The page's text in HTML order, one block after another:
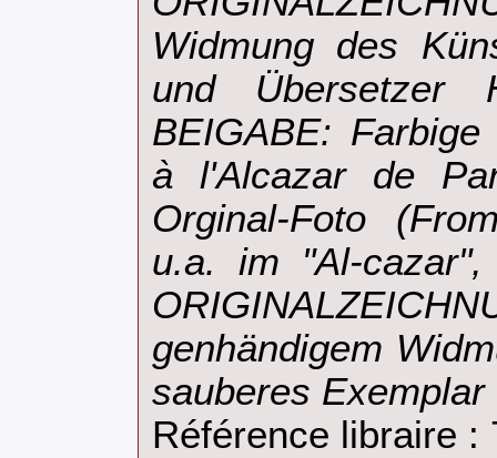
Widmung des
und Übersetzer
BEIGABE:
à l'Alcazar de
Orginal-Foto
u.a. im "Al-
genhändigem
sauberes Exemplar‎
Référence libraire :